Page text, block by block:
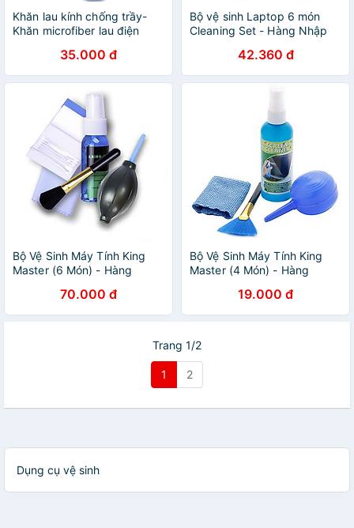
Khăn lau kính chống trầy-
Khăn microfiber lau điện
màn hình cao cấp- Khăn lau
đa dụng siêu thấm- Khăn lau
máy ảnh, kính mắt-Hàng
nhập khẩu
35.000 đ
Bộ vệ sinh Laptop 6 món
Cleaning Set - Hàng Nhập
42.360 đ
Bộ Vệ Sinh Máy Tính King
Master (6 Món) - Hàng
70.000 đ
Bộ Vệ Sinh Máy Tính King
Master (4 Món) - Hàng
19.000 đ
Trang 1/2
1 2
Dụng cụ vệ sinh